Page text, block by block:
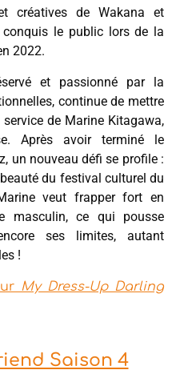
créatives de Wakana et
le public lors de la
2022.
et passionné par la
continue de mettre
de Marine Kitagawa,
Après avoir terminé le
un nouveau défi se profile :
du festival culturel du
veut frapper fort en
masculin, ce qui pousse
ses limites, autant
!
My Dress-Up Darling
Saison 4